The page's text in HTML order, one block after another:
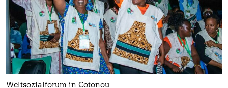
Weltsozialforum in Cotonou